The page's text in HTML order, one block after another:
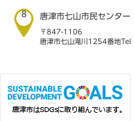
8 唐津市七山市民センター
〒847-1106
唐津市七山滝川1254番地Tel